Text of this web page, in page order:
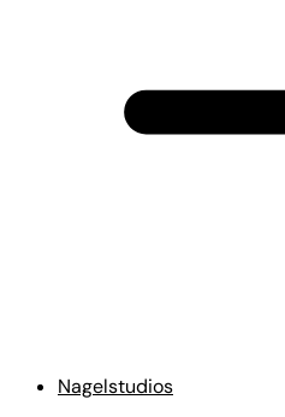
Nagelstudios